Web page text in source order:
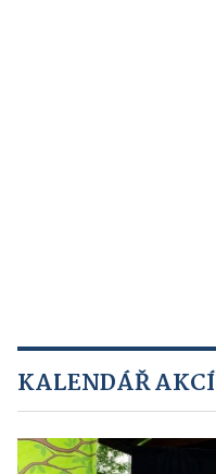
KALENDÁŘ AKCÍ